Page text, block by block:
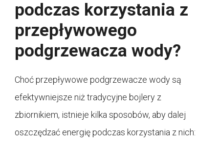
podczas korzystania z
przepływowego
podgrzewacza wody?
Choć przepływowe podgrzewacze wody są
efektywniejsze niż tradycyjne bojlery z
zbiornikiem, istnieje kilka sposobów, aby dalej
oszczędzać energię podczas korzystania z nich: